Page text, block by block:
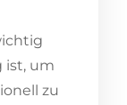
ist, um
zu